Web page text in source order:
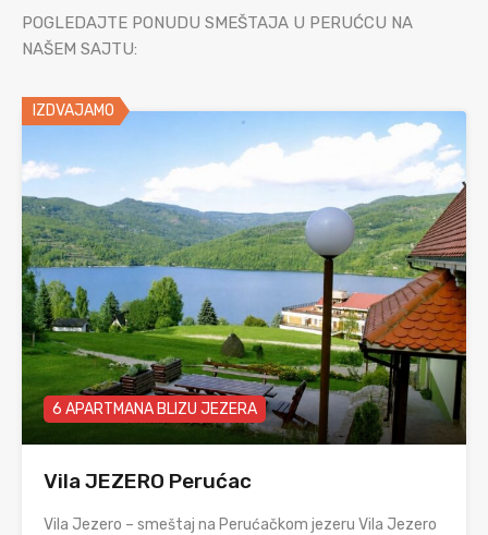
POGLEDAJTE PONUDU SMEŠTAJA U PERUĆCU NA
NAŠEM SAJTU:
IZDVAJAMO
6 APARTMANA BLIZU JEZERA
Vila JEZERO Perućac
Vila Jezero – smeštaj na Perućačkom jezeru Vila Jezero